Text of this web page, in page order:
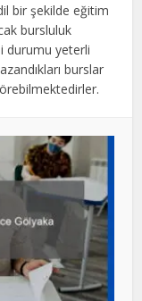
bir şekilde eğitim
bursluluk
durumu yeterli
burslar